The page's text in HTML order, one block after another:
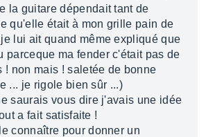
la guitare dépendait tant de
qu'elle était à mon grille pain de
lui ait quand même expliqué que
parceque ma fender c'était pas de
! non mais ! saletée de bonne
... je rigole bien sûr ...)
saurais vous dire j'avais une idée
a fait satisfaite !
connaître pour donner un